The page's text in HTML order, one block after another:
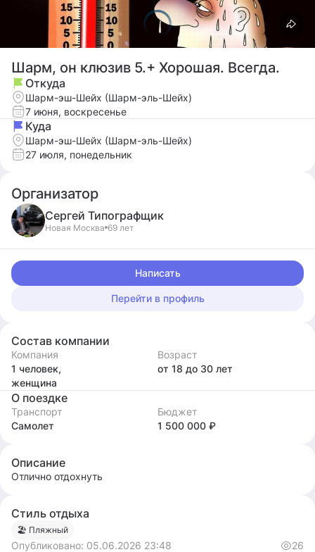
Шарм, он клюзив 5.+ Хорошая. Всегда.
Откуда
Шарм-эш-Шейх (Шарм-эль-Шейх)
7 июня, воскресенье
Куда
Шарм-эш-Шейх (Шарм-эль-Шейх)
27 июля, понедельник
Организатор
Сергей Типографщик
Новая Москва 69 лет
Написать
Перейти в профиль
Состав компании
Компания
1 человек,
женщина
Возраст
от 18 до 30 лет
О поездке
Транспорт
Самолет
Бюджет
1 500 000 ₽
Описание
Отлично отдохнуть
Стиль отдыха
🏖 Пляжный
Опубликовано: 05.06.2026 23:48 26